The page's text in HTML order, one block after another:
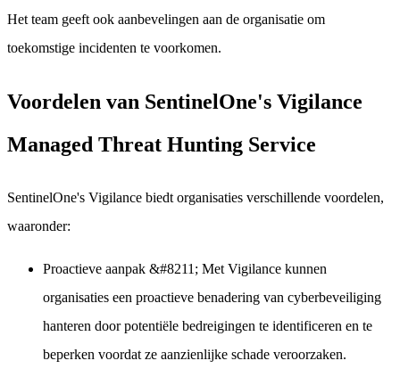
Het team geeft ook aanbevelingen aan de organisatie om
toekomstige incidenten te voorkomen.
Voordelen van SentinelOne's Vigilance
Managed Threat Hunting Service
SentinelOne's Vigilance biedt organisaties verschillende voordelen,
waaronder:
Proactieve aanpak &#8211; Met Vigilance kunnen
organisaties een proactieve benadering van cyberbeveiliging
hanteren door potentiële bedreigingen te identificeren en te
beperken voordat ze aanzienlijke schade veroorzaken.